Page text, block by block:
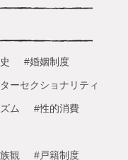
#婚姻制度
ーセクショナリティ
ム #性的消費
観 #戸籍制度